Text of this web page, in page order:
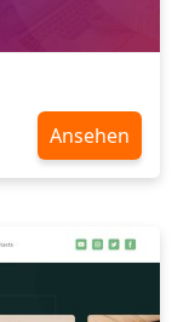
Ansehen